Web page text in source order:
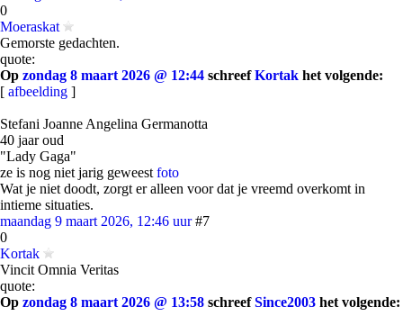
0
Moeraskat
Gemorste gedachten.
quote:
Op zondag 8 maart 2026 @ 12:44 schreefKortak het volgende:
[ afbeelding ]
Stefani Joanne Angelina Germanotta
40 jaar oud
"Lady Gaga"
ze is nog niet jarig geweest foto
Wat je niet doodt, zorgt er alleen voor dat je vreemd overkomt in
intieme situaties.
maandag 9 maart 2026, 12:46 uur #7
0
Kortak
Vincit Omnia Veritas
quote:
Op zondag 8 maart 2026 @ 13:58 schreefSince2003 het volgende: